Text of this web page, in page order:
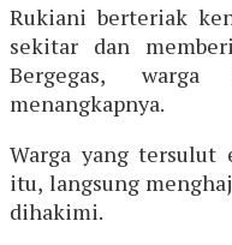
Rukiani berteriak
sekitar dan
Bergegas,
menangkapnya.
Warga yang tersulut
itu, langsung
dihakimi.